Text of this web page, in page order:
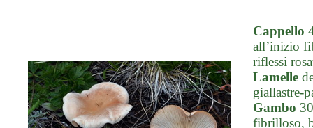
Cappello
all’inizio
riflessi
Lamelle
giallastre-
Gambo
fibrilloso,